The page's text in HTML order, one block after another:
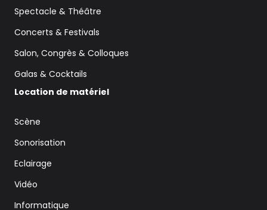
Spectacle & Théâtre
Concerts & Festivals
Salon, Congrès & Colloques
Galas & Cocktails
Location de matériel
Scène
Sonorisation
Eclairage
Vidéo
Informatique